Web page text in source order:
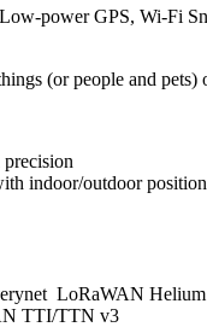
power GPS, Wi-Fi
(or people and
indoor/outdoor
LoRaWAN Helium
TTI/TTN v3